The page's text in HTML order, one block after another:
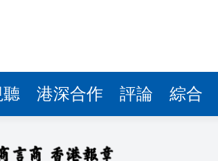
聽 港深合作 評論 綜合